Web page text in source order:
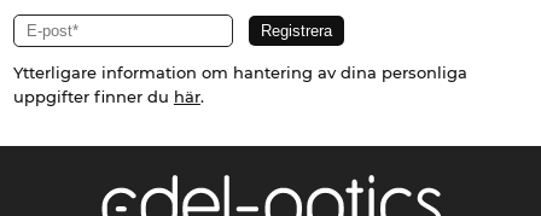
Ytterligare information om hantering av dina personliga
uppgifter finner du här.